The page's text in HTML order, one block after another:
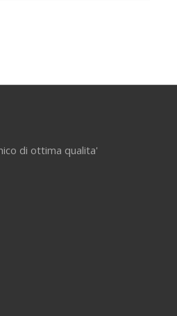
di ottima qualita'